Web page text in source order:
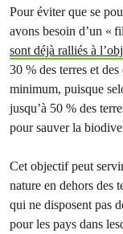
Pour éviter que se
avons besoin d’un «
sont déjà ralliés à
30 % des terres et
minimum, puisque
jusqu’à 50 % des
pour sauver la
Cet objectif peut
nature en dehors des
qui ne disposent pas
pour les pays dans